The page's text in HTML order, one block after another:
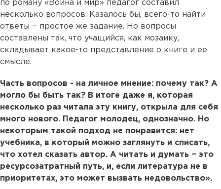
по роману «Война и мир» педагог составил
несколько вопросов. Казалось бы, всего-то найти
ответы − простое же задание. Но вопросы
составлены так, что учащийся, как мозаику,
складывает какое-то представление о книге и ее
смысле.
Часть вопросов - на личное мнение: почему так? А
могло бы быть так? В итоге даже я, которая
несколько раз читала эту книгу, открыла для себя
много нового. Педагог молодец, однозначно. Но
некоторым такой подход не понравится: нет
учебника, в который можно заглянуть и списать,
что хотел сказать автор. А читать и думать − это
ресурсозатратный путь, и, если литература не в
приоритетах, это может вызвать недовольство».